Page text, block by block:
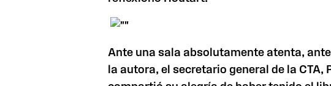
Ante una sala absolutamente atenta,
la autora, el secretario general de la CTA,